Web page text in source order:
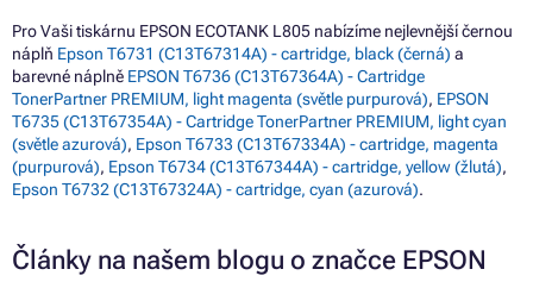
Pro Vaši tiskárnu EPSON ECOTANK L805 nabízíme nejlevnější černou
náplň Epson T6731 (C13T67314A) - cartridge, black (černá) a
barevné náplně EPSON T6736 (C13T67364A) - Cartridge
TonerPartner PREMIUM, light magenta (světle purpurová), EPSON
T6735 (C13T67354A) - Cartridge TonerPartner PREMIUM, light cyan
(světle azurová), Epson T6733 (C13T67334A) - cartridge, magenta
(purpurová), Epson T6734 (C13T67344A) - cartridge, yellow (žlutá),
Epson T6732 (C13T67324A) - cartridge, cyan (azurová).
Články na našem blogu o značce EPSON